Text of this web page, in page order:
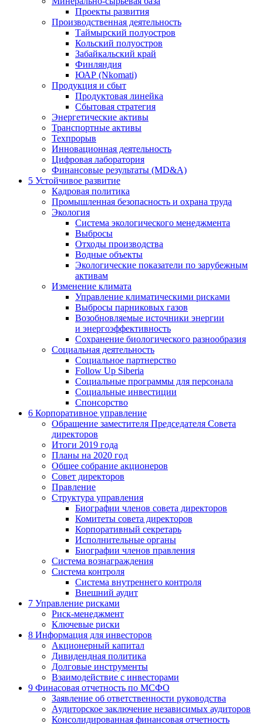
Проекты развития
Производственная деятельность
Таймырский полуостров
Кольский полуостров
Забайкальский край
Финляндия
ЮАР (Nkomati)
Продукция и сбыт
Продуктовая линейка
Сбытовая стратегия
Энергетические активы
Транспортные активы
Техпрорыв
Инновационная деятельность
Цифровая лаборатория
Финансовые результаты (MD&A)
5 Устойчивое развитие
Кадровая политика
Промышленная безопасность и охрана труда
Экология
Система экологического менеджмента
Выбросы
Отходы производства
Водные объекты
Экологические показатели по зарубежным
активам
Изменение климата
Управление климатическими рисками
Выбросы парниковых газов
Возобновляемые источники энергии
и энергоэффективность
Сохранение биологического разнообразия
Социальная деятельность
Социальное партнерство
Follow Up Siberia
Социальные программы для персонала
Социальные инвестиции
Спонсорство
6 Корпоративное управление
Обращение заместителя Председателя Совета
директоров
Итоги 2019 года
Планы на 2020 год
Общее собрание акционеров
Совет директоров
Правление
Структура управления
Биографии членов совета директоров
Комитеты совета директоров
Корпоративный секретарь
Исполнительные органы
Биографии членов правления
Система вознаграждения
Система контроля
Система внутреннего контроля
Внешний аудит
7 Управление рисками
Риск-менеджмент
Ключевые риски
8 Информация для инвесторов
Акционерный капитал
Дивидендная политика
Долговые инструменты
Взаимодействие с инвеcторами
9 Финасовая отчетность по МСФО
Заявление об ответственности руководства
Аудиторское заключение независимых аудиторов
Консолидированная финансовая отчетность